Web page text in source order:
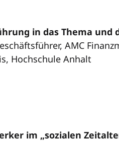
in das Thema und
AMC
Hochschule Anhalt
im „sozialen